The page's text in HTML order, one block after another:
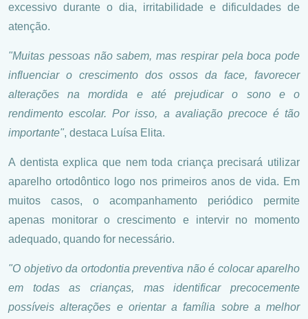
excessivo durante o dia, irritabilidade e dificuldades de
atenção.
"Muitas pessoas não sabem, mas respirar pela boca pode
influenciar o crescimento dos ossos da face, favorecer
alterações na mordida e até prejudicar o sono e o
rendimento escolar. Por isso, a avaliação precoce é tão
importante", destaca Luísa Elita.
A dentista explica que nem toda criança precisará utilizar
aparelho ortodôntico logo nos primeiros anos de vida. Em
muitos casos, o acompanhamento periódico permite
apenas monitorar o crescimento e intervir no momento
adequado, quando for necessário.
"O objetivo da ortodontia preventiva não é colocar aparelho
em todas as crianças, mas identificar precocemente
possíveis alterações e orientar a família sobre a melhor